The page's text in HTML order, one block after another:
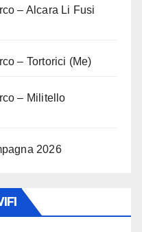
– Alcara Li Fusi
– Tortorici (Me)
– Militello
2026